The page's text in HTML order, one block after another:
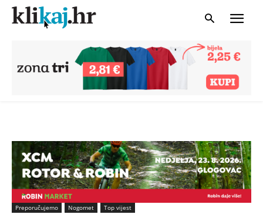
Preporučujemo Nogomet Top vijest